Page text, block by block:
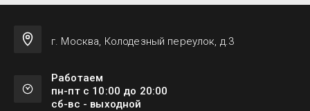
г. Москва, Колодезный переулок, д.3
Работаем
пн-пт с 10:00 до 20:00
сб-вс - выходной